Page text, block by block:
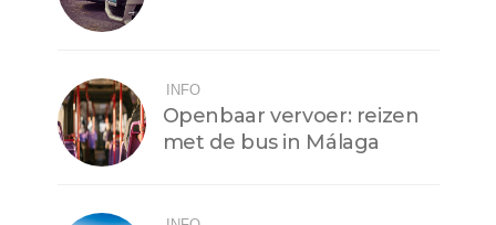
INFO
Openbaar vervoer: reizen
met de bus in Málaga